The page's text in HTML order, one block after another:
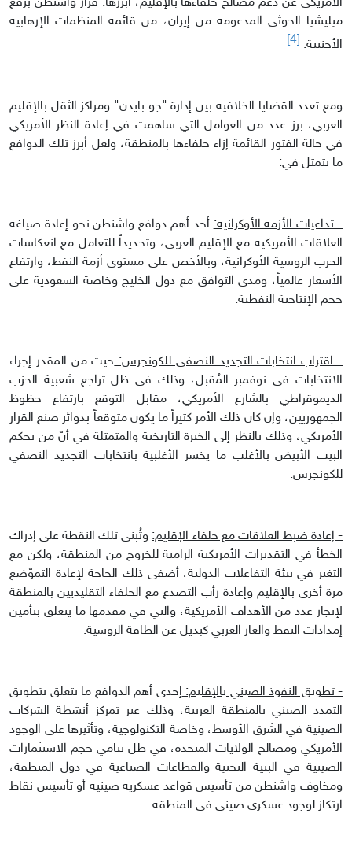
ميليشيا الحوثي المدعومة من إيران، من قائمة المنظمات الإرهابية
الأجنبية.
ومع تعدد القضايا الخلافية بين إدارة "جو بايدن" ومراكز الثقل بالإقليم
العربي، برز عدد من العوامل التي ساهمت في إعادة النظر الأمريكي
في حالة الفتور القائمة إزاء حلفاءها بالمنطقة، ولعل أبرز تلك الدوافع
ما يتمثل في:
- تداعيات الأزمة الأوكرانية:أحد أهم دوافع واشنطن نحو إعادة صياغة
العلاقات الأمريكية مع الإقليم العربي، وتحديداً للتعامل مع انعكاسات
الحرب الروسية الأوكرانية، وبالأخص على مستوى أزمة النفط، وارتفاع
الأسعار عالمياً، ومدى التوافق مع دول الخليج وخاصة السعودية على
حجم الإنتاجية النفطية.
- اقتراب انتخابات التجديد النصفي للكونجرس:حيث من المقدر إجراء
الانتخابات في نوفمبر المُقبل، وذلك في ظل تراجع شعبية الحزب
الديموقراطي بالشارع الأمريكي، مقابل التوقع بارتفاع حظوظ
الجمهوريين، وإن كان ذلك الأمر كثيراً ما يكون متوقعاً بدوائر صنع القرار
الأمريكي، وذلك بالنظر إلى الخبرة التاريخية والمتمثلة في أنّ من يحكم
البيت الأبيض بالأغلب ما يخسر الأغلبية بانتخابات التجديد النصفي
للكونجرس.
- إعادة ضبط العلاقات مع حلفاء الإقليم:وتُبنى تلك النقطة على إدراك
الخطأ في التقديرات الأمريكية الرامية للخروج من المنطقة، ولكن مع
التغير في بيئة التفاعلات الدولية، أضفى ذلك الحاجة لإعادة التموّضع
مرة أخرى بالإقليم وإعادة رأب التصدع مع الحلفاء التقليديين بالمنطقة
لإنجاز عدد من الأهداف الأمريكية، والتي في مقدمها ما يتعلق بتأمين
إمدادات النفط والغاز العربي كبديل عن الطاقة الروسية.
- تطويق النفوذ الصيني بالإقليم:إحدى أهم الدوافع ما يتعلق بتطويق
التمدد الصيني بالمنطقة العربية، وذلك عبر تمركز أنشطة الشركات
الصينية في الشرق الأوسط، وخاصة التكنولوجية، وتأثيرها على الوجود
الأمريكي ومصالح الولايات المتحدة، في ظل تنامي حجم الاستثمارات
الصينية في البنية التحتية والقطاعات الصناعية في دول المنطقة،
ومخاوف واشنطن من تأسيس قواعد عسكرية صينية أو تأسيس نقاط
ارتكاز لوجود عسكري صيني في المنطقة.